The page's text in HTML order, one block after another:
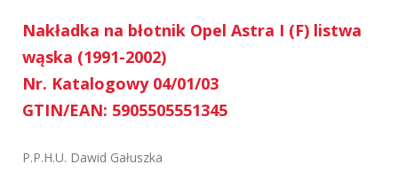
Nakładka na błotnik Opel Astra I (F) listwa
wąska (1991-2002)
Nr. Katalogowy 04/01/03
GTIN/EAN: 5905505551345
P.P.H.U. Dawid Gałuszka